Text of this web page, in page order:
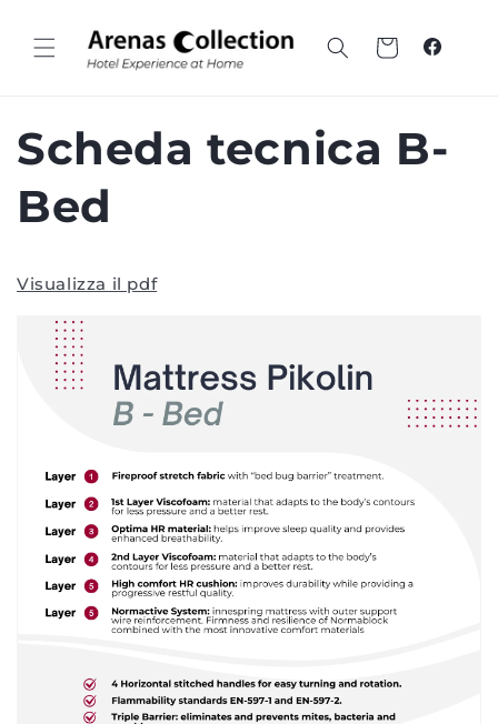
contenuto
Carrello
Scheda tecnica B-
Bed
Visualizza il pdf